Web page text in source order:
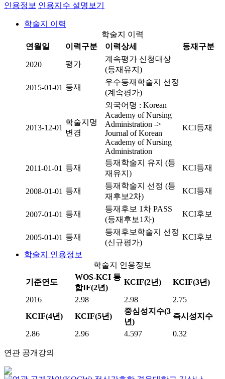
인용정보 인용지수 설명보기
학술지 이력
학술지 이력
연월일
이력구분 이력상세 등재구분
2020 평가
계속평가 신청대상
(등재유지)
2015-01-01 등재
우수등재학술지 선정
(계속평가)
2013-12-01
학술지명
변경
외국어명 : Korean
Academy of Nursing
Administration ->
Journal of Korean
Academy of Nursing
Administration
KCI등재
2011-01-01 등재
등재학술지 유지 (등
재유지)
KCI등재
2008-01-01 등재
등재학술지 선정 (등
재후보2차)
KCI등재
2007-01-01 등재
등재후보 1차 PASS
(등재후보1차)
KCI후보
2005-01-01 등재
등재후보학술지 선정
(신규평가)
KCI후보
학술지 인용정보
학술지 인용정보
기준연도
WOS-KCI 통
합IF(2년)
KCIF(2년) KCIF(3년)
2016 2.98 2.98
2.75
KCIF(4년)
KCIF(5년)
중심성지수(3
년)
즉시성지수
2.86 2.96 4.597 0.32
연관 공개강의